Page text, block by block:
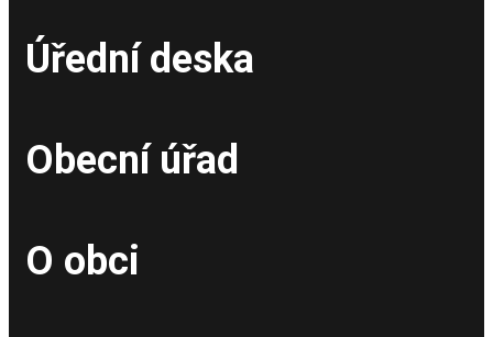
Úřední deska
Obecní úřad
O obci